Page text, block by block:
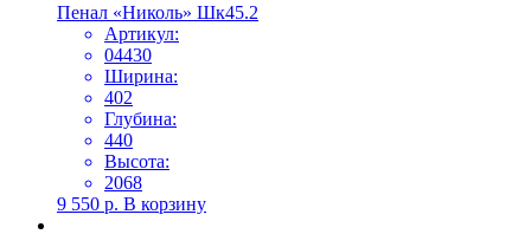
Пенал «Николь» Шк45.2
Артикул:
04430
Ширина:
402
Глубина:
440
Высота:
2068
9 550 р. В корзину